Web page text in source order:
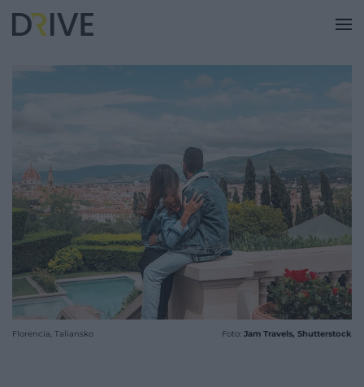
Florencia, Taliansko Foto: Jam Travels, Shutterstock